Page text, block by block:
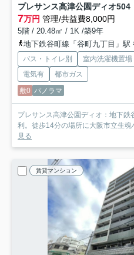
プレサンス高津公園ディオ504
7万円 管理/共益費8,000円
5階 / 20.48㎡ / 1K /築9年
地下鉄谷町線「谷町九丁目」駅
バス・トイレ別 室内洗濯機置場
電気有
都市ガス
敷0 パノラマ
プレサンス高津公園ディオ：地下
利。徒歩14分の場所に大阪市立生
見る
賃貸マンション